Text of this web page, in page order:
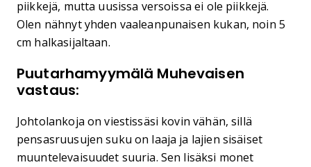
piikkejä, mutta uusissa versoissa ei ole piikkejä.
Olen nähnyt yhden vaaleanpunaisen kukan, noin 5
cm halkasijaltaan.
Puutarhamyymälä Muhevaisen
vastaus:
Johtolankoja on viestissäsi kovin vähän, sillä
pensasruusujen suku on laaja ja lajien sisäiset
muuntelevaisuudet suuria. Sen lisäksi monet